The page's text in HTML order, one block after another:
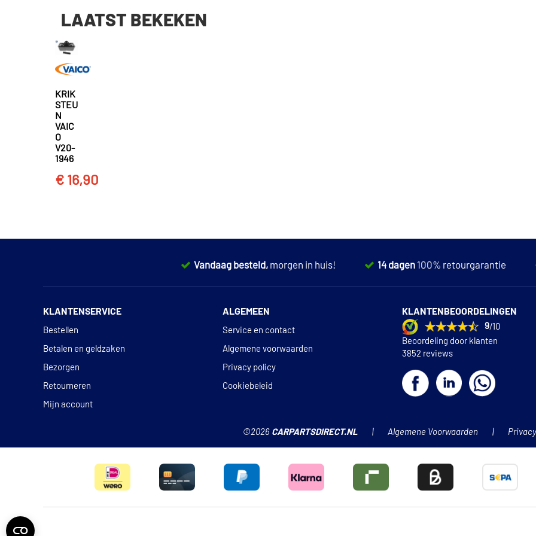
LAATST BEKEKEN
KRIK
STEU
N
VAIC
O
V20-
1946
€ 16,90
Vandaag besteld, morgen in huis! 14 dagen 100% retourgarantie
KLANTENSERVICE
Bestellen
Betalen en geldzaken
Bezorgen
Retourneren
Mijn account
ALGEMEEN
Service en contact
Algemene voorwaarden
Privacy policy
Cookiebeleid
KLANTENBEOORDELINGEN
9/10
Beoordeling door klanten
3852 reviews
©2026 CARPARTSDIRECT.NL Algemene Voorwaarden